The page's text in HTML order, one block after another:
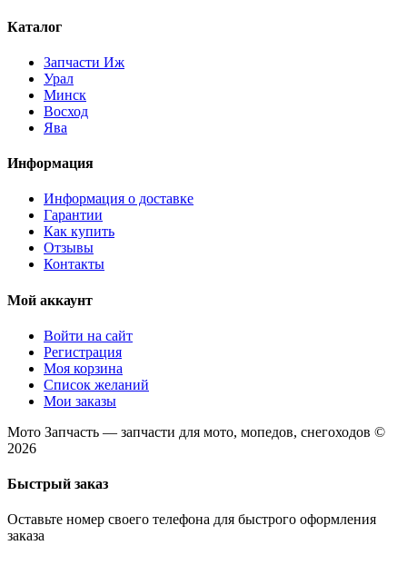
Каталог
Запчасти Иж
Урал
Минск
Восход
Ява
Информация
Информация о доставке
Гарантии
Как купить
Отзывы
Контакты
Мой аккаунт
Войти на сайт
Регистрация
Моя корзина
Список желаний
Мои заказы
Мото Запчасть — запчасти для мото, мопедов, снегоходов ©
2026
Быстрый заказ
Оставьте номер своего телефона для быстрого оформления
заказа